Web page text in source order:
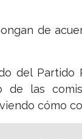
de
del Partido
de las
cómo